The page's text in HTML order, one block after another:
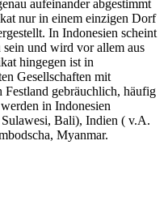
aufeinander abgestimmt
nur in einem einzigen Dorf
In Indonesien scheint
und wird vor allem aus
hingegen ist in
Gesellschaften mit
Festland gebräuchlich, häufig
in Indonesien
Bali), Indien ( v.A.
Myanmar.